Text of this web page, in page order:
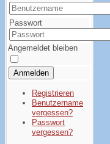
Passwort
Angemeldet bleiben
Anmelden
Registrieren
Benutzername
vergessen?
Passwort
vergessen?